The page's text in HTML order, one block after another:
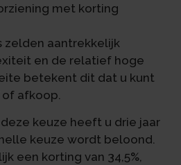
met korting
zelden aantrekkelijk
en de relatief hoge
betekent dit dat u kunt
afkoop.
keuze heeft u drie jaar
keuze wordt beloond.
een korting van 34,5%,